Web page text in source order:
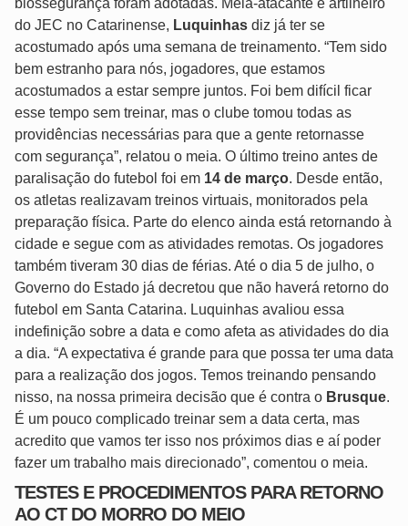
do JEC no Catarinense, Luquinhas diz já ter se
acostumado após uma semana de treinamento. “Tem sido
bem estranho para nós, jogadores, que estamos
acostumados a estar sempre juntos. Foi bem difícil ficar
esse tempo sem treinar, mas o clube tomou todas as
providências necessárias para que a gente retornasse
com segurança”, relatou o meia. O último treino antes de
paralisação do futebol foi em 14 de março. Desde então,
os atletas realizavam treinos virtuais, monitorados pela
preparação física. Parte do elenco ainda está retornando à
cidade e segue com as atividades remotas. Os jogadores
também tiveram 30 dias de férias. Até o dia 5 de julho, o
Governo do Estado já decretou que não haverá retorno do
futebol em Santa Catarina. Luquinhas avaliou essa
indefinição sobre a data e como afeta as atividades do dia
a dia. “A expectativa é grande para que possa ter uma data
para a realização dos jogos. Temos treinando pensando
nisso, na nossa primeira decisão que é contra o Brusque.
É um pouco complicado treinar sem a data certa, mas
acredito que vamos ter isso nos próximos dias e aí poder
fazer um trabalho mais direcionado”, comentou o meia.
TESTES E PROCEDIMENTOS PARA RETORNO
AO CT DO MORRO DO MEIO